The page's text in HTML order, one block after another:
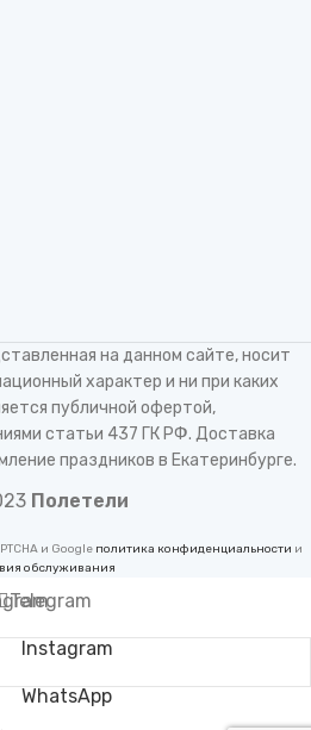
на данном сайте, носит
характер и ни при каких
публичной офертой,
статьи 437 ГК РФ. Доставка
праздников в Екатеринбурге.
Полетели
и Google политика конфиденциальности и
обслуживания
Telegram
Instagram
WhatsApp